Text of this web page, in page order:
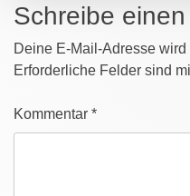
Schreibe
Deine E-Mail-Adresse
Erforderliche Felder sind
Kommentar *